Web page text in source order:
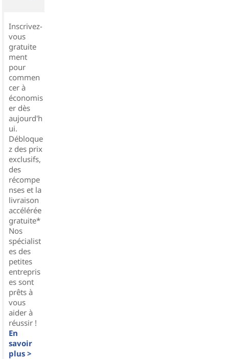
Inscrivez-
vous
gratuite
ment
pour
commen
cer à
économis
er dès
aujourd'h
ui.
Débloque
z des prix
exclusifs,
des
récompe
nses et la
livraison
accélérée
gratuite*
Nos
spécialist
es des
petites
entrepris
es sont
prêts à
vous
aider à
réussir !
En
savoir
plus >